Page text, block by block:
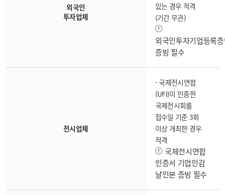
외국인
투자업체
있는 경우 적격
(기간 무관)
외국인투자기업등록
증빙 필수
전시업체
- 국제전시연합
(UFI)이 인증한
국제전시회를
접수일 기준 3회
이상 개최한 경우
적격
국제전시연합
인증서 기업인감
날인본 증빙 필수